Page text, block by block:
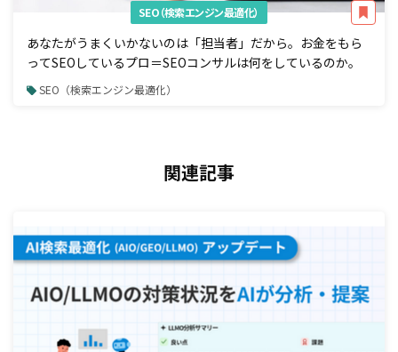
SEO（検索エンジン最適化）
あなたがうまくいかないのは「担当者」だから。お金をもら
ってSEOしているプロ＝SEOコンサルは何をしているのか。
SEO（検索エンジン最適化）
関連記事